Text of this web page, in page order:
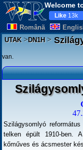
Welcome
Românã
Like 13k
UTAK>DN1H>
van.
Szilágysomlyó
telken épült 1910-ben.
kőműves és ácsmester